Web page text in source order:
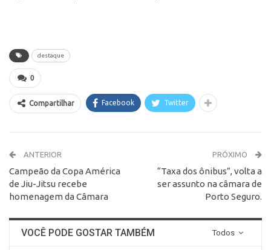
destaque
0
Compartilhar Facebook Twitter
ANTERIOR
Campeão da Copa América
de Jiu-Jitsu recebe
homenagem da Câmara
PRÓXIMO
“Taxa dos ônibus”, volta a
ser assunto na câmara de
Porto Seguro.
Todos
VOCÊ PODE GOSTAR TAMBÉM